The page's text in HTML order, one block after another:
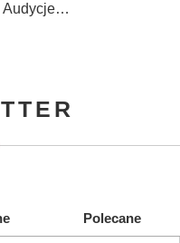
Audycje…
Polecane